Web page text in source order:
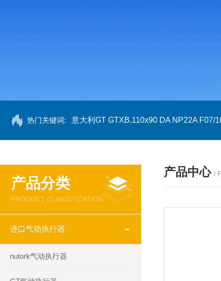
热门关键词: 意大利GT GTXB.110x90 DA NP22A F07/
产品分类
PRODUCT CLASSIFICATION
进口气动执行器
nutork气动执行器
产品中心 /